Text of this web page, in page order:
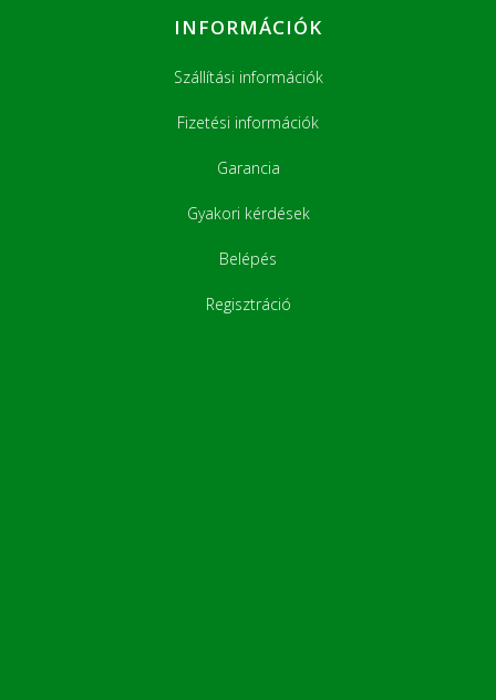
INFORMÁCIÓK
Szállítási információk
Fizetési információk
Garancia
Gyakori kérdések
Belépés
Regisztráció